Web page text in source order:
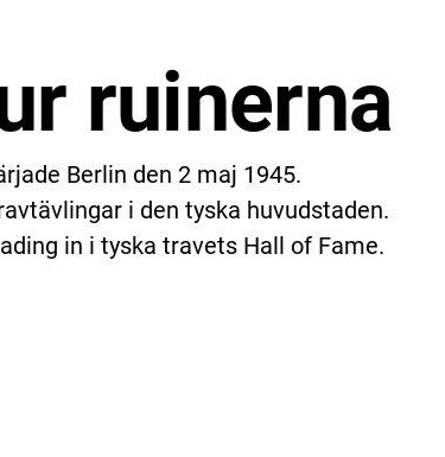
ruinerna
Berlin den 2 maj 1945.
i den tyska huvudstaden.
in i tyska travets Hall of Fame.